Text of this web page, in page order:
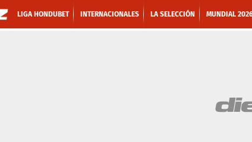
LIGA HONDUBET INTERNACIONALES LA SELECCIÓN MUNDIAL